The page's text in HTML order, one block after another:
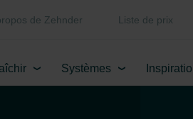
de Zehnder Liste de prix
Systèmes